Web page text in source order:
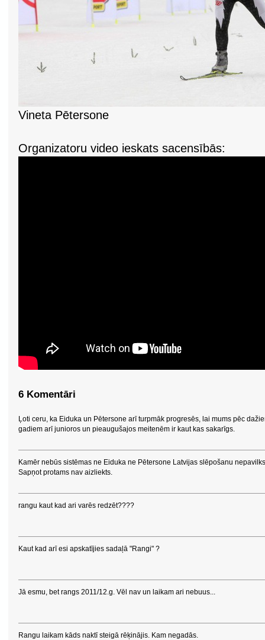
Vineta Pētersone
Organizatoru video ieskats sacensībās:
6 Komentāri
Ļoti ceru, ka Eiduka un Pētersone arī turpmāk progresēs, lai mums pēc
gadiem arī junioros un pieaugušajos meitenēm ir kaut kas sakarīgs.
Kamēr nebūs sistēmas ne Eiduka ne Pētersone Latvijas slēpošanu
Sapņot protams nav aizliekts.
rangu kaut kad ari varēs redzēt????
Kaut kad arī esi apskatījies sadaļā "Rangi" ?
Jā esmu, bet rangs 2011/12.g. Vēl nav un laikam ari nebuus...
Rangu laikam kāds naktī steigā rēķinājis. Kam negadās.